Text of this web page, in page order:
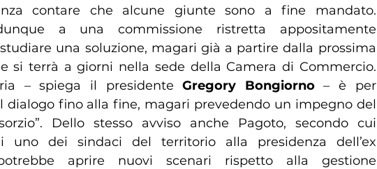
contare che alcune giunte sono a fine mandato.
a una commissione ristretta appositamente
una soluzione, magari già a partire dalla prossima
si terrà a giorni nella sede della Camera di Commercio.
– spiega il presidenteGregory Bongiorno– è per
dialogo fino alla fine, magari prevedendo un impegno del
Dello stesso avviso anche Pagoto, secondo cui
uno dei sindaci del territorio alla presidenza dell’ex
aprire nuovi scenari rispetto alla gestione